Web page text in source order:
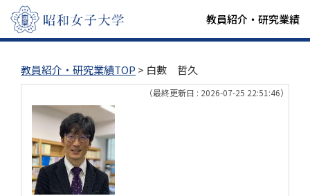
教員紹介・研究業績
教員紹介・研究業績TOP > 白數 哲久
（最終更新日 : 2026-07-25 22:51:46）